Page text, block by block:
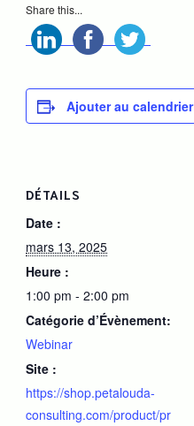
Share this...
Ajouter au calendrier
DÉTAILS
Date :
mars 13, 2025
Heure :
1:00 pm - 2:00 pm
Catégorie d’Évènement:
Webinar
Site :
https://shop.petalouda-
consulting.com/product/pr